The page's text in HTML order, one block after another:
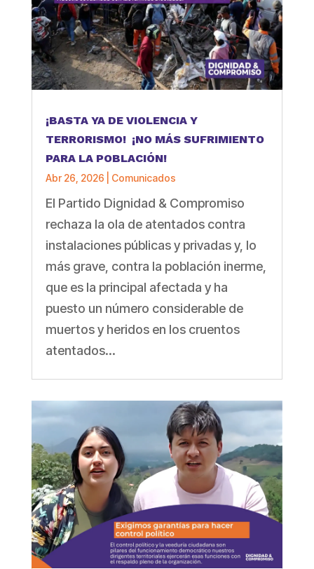
¡BASTA YA DE VIOLENCIA Y
TERRORISMO! ¡NO MÁS SUFRIMIENTO
PARA LA POBLACIÓN!
Abr 26, 2026 Comunicados
El Partido Dignidad & Compromiso
rechaza la ola de atentados contra
instalaciones públicas y privadas y, lo
más grave, contra la población inerme,
que es la principal afectada y ha
puesto un número considerable de
muertos y heridos en los cruentos
atentados...